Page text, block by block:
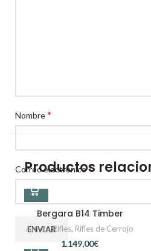
Nombre*
Correo electrónico*
Productos
Bergara B14 Timber
Armas,Rifles, Rifles de Cerrojo
€